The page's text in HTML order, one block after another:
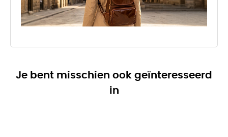
Je bent misschien ook geïnteresseerd
in